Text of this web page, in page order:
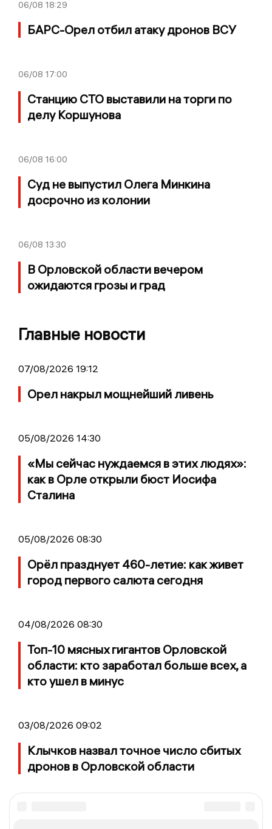
06/08 18:29
БАРС-Орел отбил атаку дронов ВСУ
06/08 17:00
Станцию СТО выставили на торги по
делу Коршунова
06/08 16:00
Суд не выпустил Олега Минкина
досрочно из колонии
06/08 13:30
В Орловской области вечером
ожидаются грозы и град
Главные новости
07/08/2026 19:12
Орел накрыл мощнейший ливень
05/08/2026 14:30
«Мы сейчас нуждаемся в этих людях»:
как в Орле открыли бюст Иосифа
Сталина
05/08/2026 08:30
Орёл празднует 460-летие: как живет
город первого салюта сегодня
04/08/2026 08:30
Топ-10 мясных гигантов Орловской
области: кто заработал больше всех, а
кто ушел в минус
03/08/2026 09:02
Клычков назвал точное число сбитых
дронов в Орловской области